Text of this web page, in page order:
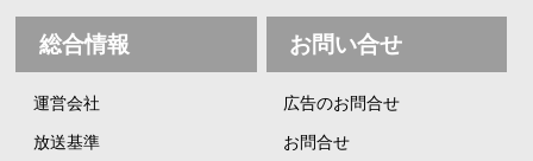
総合情報
運営会社
放送基準
お問い合せ
広告のお問合せ
お問合せ